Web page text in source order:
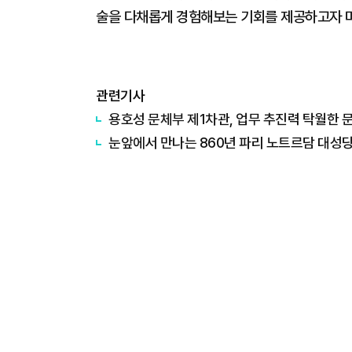
술을 다채롭게 경험해보는 기회를 제공하고자
관련기사
용호성 문체부 제1차관, 업무 추진력 탁월한
눈앞에서 만나는 860년 파리 노트르담 대성